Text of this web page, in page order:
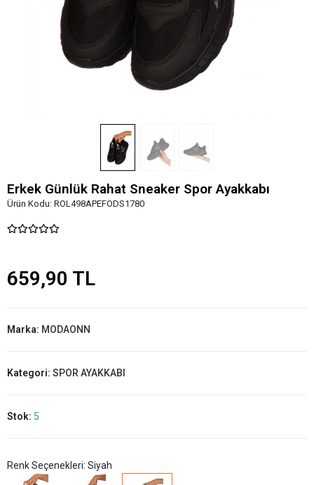
Erkek Günlük Rahat Sneaker Spor Ayakkabı
Ürün Kodu: ROL498APEFODS1780
659,90 TL
Marka: MODAONN
Kategori: SPOR AYAKKABI
Stok: 5
Renk Seçenekleri: Siyah